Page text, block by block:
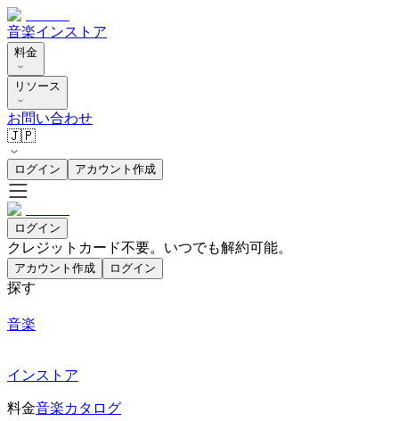
音楽インストア
料金
リソース
お問い合わせ
🇯🇵
ログイン アカウント作成
ログイン
クレジットカード不要。いつでも解約可能。
アカウント作成 ログイン
探す
音楽
インストア
料金音楽カタログ